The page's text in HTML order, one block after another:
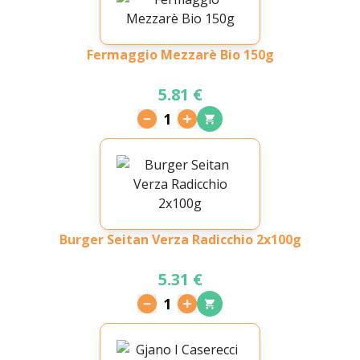
Fermaggio Mezzarè Bio 150g
5.81 €
1
Burger Seitan Verza Radicchio 2x100g
5.31 €
1